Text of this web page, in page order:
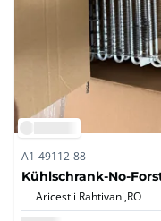
A1-49112-88
Kühlschrank-No-
Aricestii Rahtivani,RO